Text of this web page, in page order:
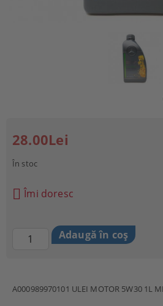
A000989970101 ULEI MOTOR 5W30 1L
28.00Lei
În stoc
Îmi doresc